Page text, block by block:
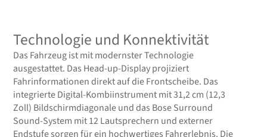
Technologie und Konnektivität
Das Fahrzeug ist mit modernster Technologie
ausgestattet. Das Head-up-Display projiziert
Fahrinformationen direkt auf die Frontscheibe. Das
integrierte Digital-Kombiinstrument mit 31,2 cm (12,3
Zoll) Bildschirmdiagonale und das Bose Surround
Sound-System mit 12 Lautsprechern und externer
Endstufe sorgen für ein hochwertiges Fahrerlebnis. Die